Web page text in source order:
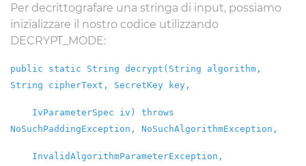
Per decrittografare una stringa di input, possiamo
inizializzare il nostro codice utilizzando
DECRYPT_MODE:
public static String decrypt(String algorithm,
String cipherText, SecretKey key,
IvParameterSpec iv) throws
NoSuchPaddingException, NoSuchAlgorithmException,
InvalidAlgorithmParameterException,